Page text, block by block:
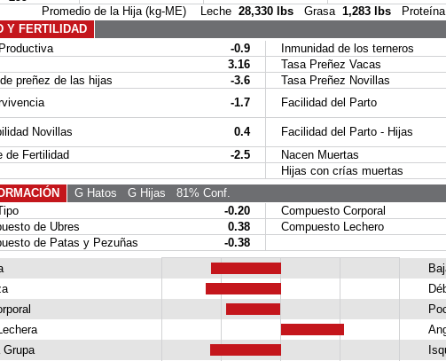
Promedio de la Hija (kg-ME) Leche 28,330 lbsGrasa 1,283 lbsProteína
Y FERTILIDAD
-0.9 Inmunidad de los terneros
3.16 Tasa Preñez Vacas
preñez de las hijas
-3.6 Tasa Preñez Novillas
-1.7 Facilidad del Parto
Novillas
0.4 Facilidad del Parto - Hijas
Fertilidad
-2.5 Nacen Muertas
Hijas con crías muertas
G Hatos G Hijas 81% Conf.
-0.20 Compuesto Corporal
de Ubres
0.38 Compuesto Lechero
de Patas y Pezuñas
-0.38